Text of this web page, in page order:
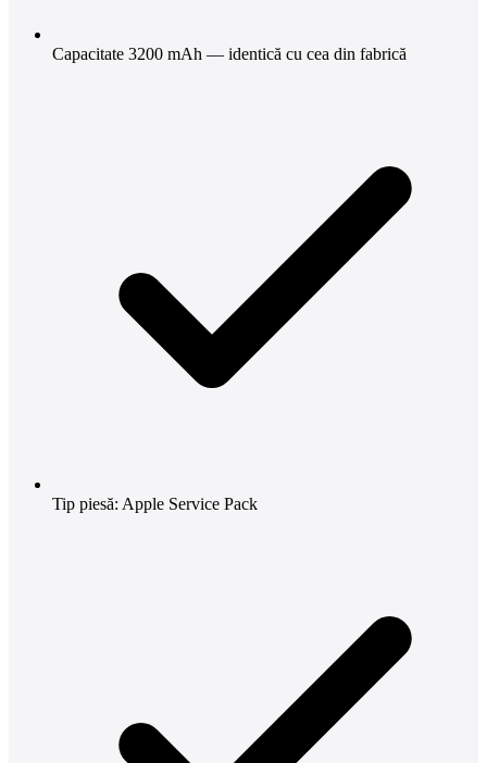
Capacitate 3200 mAh — identică cu cea din fabrică
Tip piesă: Apple Service Pack